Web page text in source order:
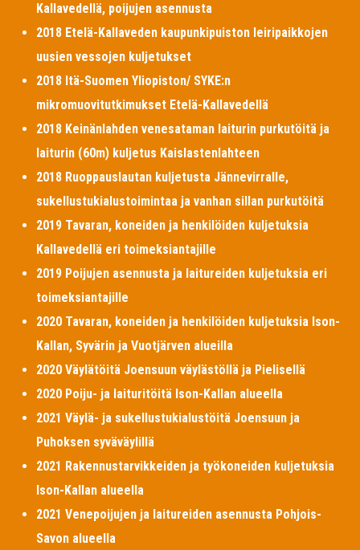
Kallavedellä, poijujen asennusta
2018 Etelä-Kallaveden kaupunkipuiston leiripaikkojen
uusien vessojen kuljetukset
2018 Itä-Suomen Yliopiston/ SYKE:n
mikromuovitutkimukset Etelä-Kallavedellä
2018 Keinänlahden venesataman laiturin purkutöitä ja
laiturin (60m) kuljetus Kaislastenlahteen
2018 Ruoppauslautan kuljetusta Jännevirralle,
sukellustukialustoimintaa ja vanhan sillan purkutöitä
2019 Tavaran, koneiden ja henkilöiden kuljetuksia
Kallavedellä eri toimeksiantajille
2019 Poijujen asennusta ja laitureiden kuljetuksia eri
toimeksiantajille
2020 Tavaran, koneiden ja henkilöiden kuljetuksia Ison-
Kallan, Syvärin ja Vuotjärven alueilla
2020 Väylätöitä Joensuun väylästöllä ja Pielisellä
2020 Poiju- ja laituritöitä Ison-Kallan alueella
2021 Väylä- ja sukellustukialustöitä Joensuun ja
Puhoksen syväväylillä
2021 Rakennustarvikkeiden ja työkoneiden kuljetuksia
Ison-Kallan alueella
2021 Venepoijujen ja laitureiden asennusta Pohjois-
Savon alueella